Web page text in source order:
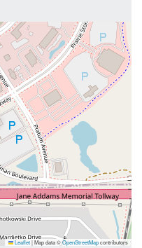
Leaflet|Map data ©OpenStreetMapcontributors